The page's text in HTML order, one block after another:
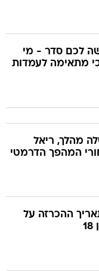
לכם סדר - מי
מתאימה לעמדות
מהלך, ריאל
המהפך הדרמטי
ההכרזה על